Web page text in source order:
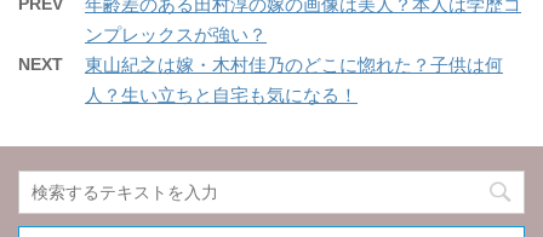
ンプレックスが強い？
NEXT
東山紀之は嫁・木村佳乃のどこに惚れた？子供は何
人？生い立ちと自宅も気になる！